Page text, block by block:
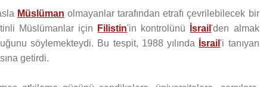
Müslüman olmayanlar tarafından etrafı çevrilebilecek bir
Müslümanlar için
Filistin'in kontrolünü İsrail 'den almak
söylemekteydi. Bu tespit, 1988 yılında
İsrail 'i tanıyan
getirdi.